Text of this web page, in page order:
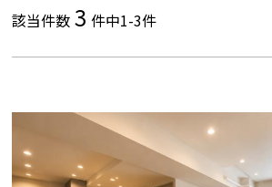
該当件数 3 件中1-3件